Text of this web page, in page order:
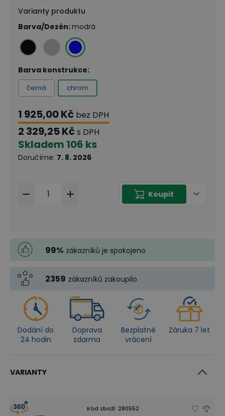
Varianty produktu
Barva/Dezén:modrá
Barva konstrukce:
černá chrom
1 925,00 Kč bez DPH
2 329,25 Kčs DPH
Skladem 106 ks
Doručíme: 7. 8. 2026
Koupit
99% zákazníků je spokojeno
2359 zákazníků zakoupilo
Dodání do
24 hodin
Doprava
zdarma
Bezplatné
vrácení
Záruka 7 let
VARIANTY
Kód zboží: 280552